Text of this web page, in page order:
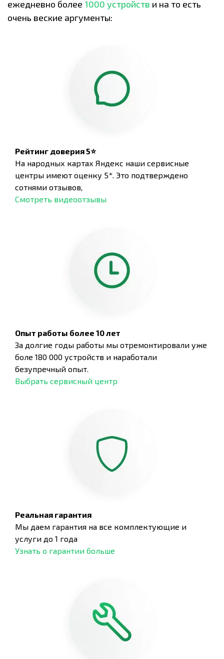
ежедневно более 1000 устройств и на то есть
очень веские аргументы:
Рейтинг доверия 5⭐
На народных картах Яндекс наши сервисные
центры имеют оценку 5*. Это подтверждено
сотнями отзывов,
Смотреть видеоотзывы
Опыт работы более 10 лет
За долгие годы работы мы отремонтировали уже
боле 180 000 устройств и наработали
безупречный опыт.
Выбрать сервисный центр
Реальная гарантия
Мы даем гарантия на все комплектующие и
услуги до 1 года
Узнать о гарантии больше